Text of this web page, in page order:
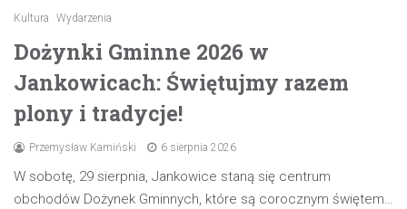
Kultura Wydarzenia
Dożynki Gminne 2026 w
Jankowicach: Świętujmy razem
plony i tradycje!
Przemysław Kamiński 6 sierpnia 2026
W sobotę, 29 sierpnia, Jankowice staną się centrum
obchodów Dożynek Gminnych, które są corocznym świętem…